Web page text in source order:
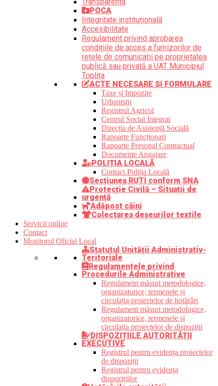
POCA
Integritate instituțională
Accesibilitate
Regulament privind aprobarea
condițiile de acces a furnizorilor de
rețele de comunicații pe proprietatea
publică sau privată a UAT Municipiul
Toplița
ACTE NECESARE ȘI FORMULARE
Taxe și Impozite
Urbanism
Registrul Agricol
Centrul Social Integrat
Direcția de Asistență Socială
Rapoarte Funcționari
Rapoarte Personal Contractual
Documente Angajare
POLIȚIA LOCALĂ
Contact Poliția Locală
Secțiunea RUTI conform SNA
Protecție Civilă – Situații de
urgență
Adăpost câini
Colectarea deșeurilor textile
Servicii online
Contact
Monitorul Oficial Local
Statutul Unității Administrativ-
Teritoriale
Regulamentele privind
Procedurile Administrative
Regulament măsuri metodologice,
organizatorice, termenele și
circulația proiectelor de hotărâri
Regulament măsuri metodologice,
organizatorice, termenele și
circulația proiectelor de dispoziții
DISPOZIȚIILE AUTORITĂȚII
EXECUTIVE
Registrul pentru evidența proiectelor
de dispoziții
Registrul pentru evidența
dispozițiilor